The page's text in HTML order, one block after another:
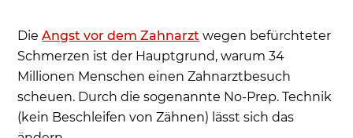
DieAngst vor dem Zahnarzt wegen befürchteter
Schmerzen ist der Hauptgrund, warum 34
Millionen Menschen einen Zahnarztbesuch
scheuen. Durch die sogenannte No-Prep. Technik
(kein Beschleifen von Zähnen) lässt sich das